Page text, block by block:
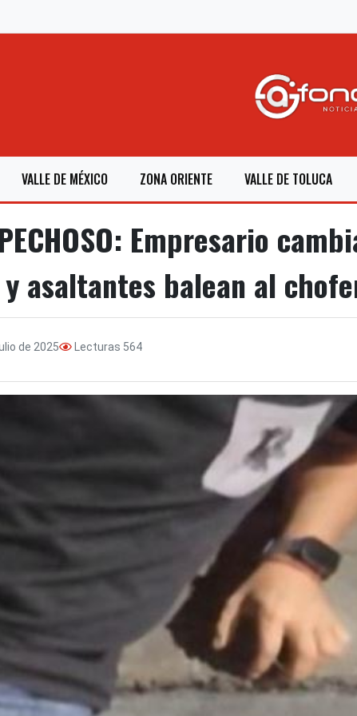
VALLE DE MÉXICO ZONA ORIENTE VALLE DE TOLUCA
Empresario
asaltantes balean al
de 2025 Lecturas 564